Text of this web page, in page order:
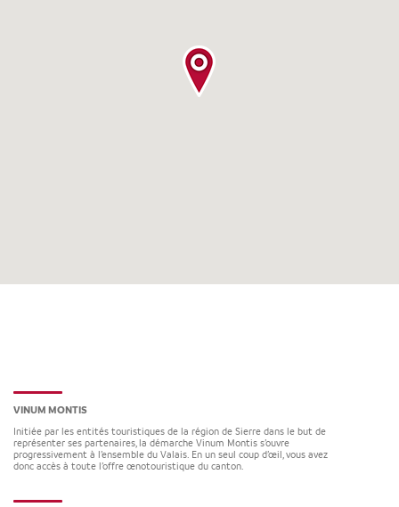
VINUM MONTIS
Initiée par les entités touristiques de la région de Sierre dans le but de
représenter ses partenaires, la démarche Vinum Montis s’ouvre
progressivement à l’ensemble du Valais. En un seul coup d’œil, vous avez
donc accès à toute l’offre œnotouristique du canton.